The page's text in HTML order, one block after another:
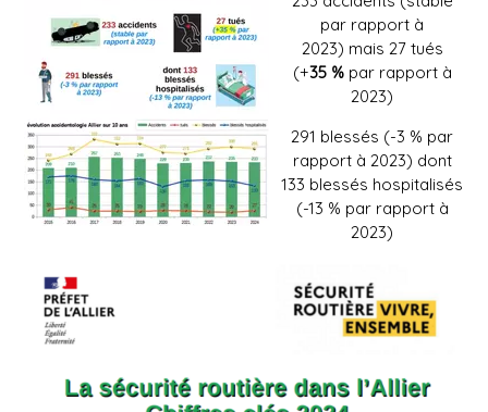
par rapport à
2023) mais 27 tués
(+35 %par rapport à
2023)
291 blessés (-3 % par
rapport à 2023) dont
133 blessés hospitalisés
(-13 % par rapport à
2023)